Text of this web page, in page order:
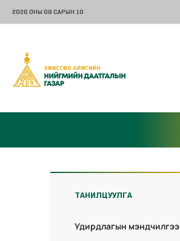
2026 ОНЫ 08 САРЫН 10
ТАНИЛЦУУЛГА
Удирдлагын мэндчилгээ